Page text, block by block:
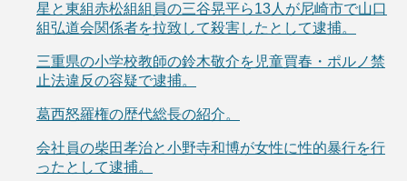
星と東組赤松組組員の三谷晃平ら13人が尼崎市で山口
組弘道会関係者を拉致して殺害したとして逮捕。
三重県の小学校教師の鈴木敬介を児童買春・ポルノ禁
止法違反の容疑で逮捕。
葛西怒羅権の歴代総長の紹介。
会社員の柴田孝治と小野寺和博が女性に性的暴行を行
ったとして逮捕。